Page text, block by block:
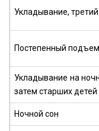
Укладывание,
Постепенный
Укладывание на
затем старших детей
Ночной сон